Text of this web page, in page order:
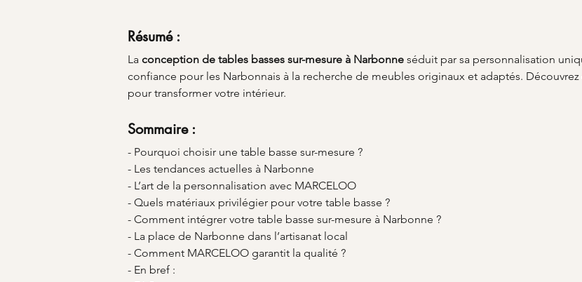
Résumé :
La conception de tables basses sur-mesure à Narbonne séduit par sa personnalisation
confiance pour les Narbonnais à la recherche de meubles originaux et adaptés.
pour transformer votre intérieur.
Sommaire :
- Pourquoi choisir une table basse sur-mesure ?
- Les tendances actuelles à Narbonne
- L’art de la personnalisation avec MARCELOO
- Quels matériaux privilégier pour votre table basse ?
- Comment intégrer votre table basse sur-mesure à Narbonne ?
- La place de Narbonne dans l’artisanat local
- Comment MARCELOO garantit la qualité ?
- En bref :